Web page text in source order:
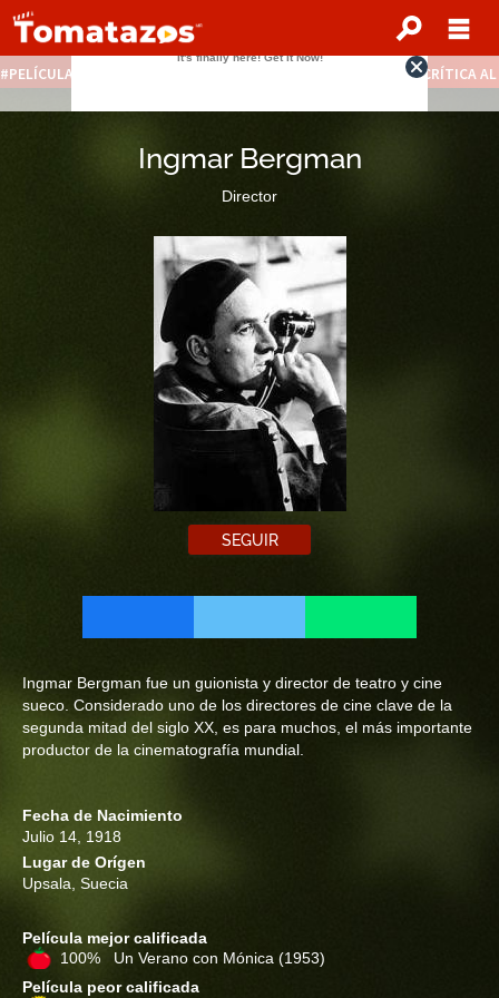
PELÍCULAS STREAMING GRATIS CRÍTICA
Ingmar Bergman
Director
SEGUIR
Ingmar Bergman fue un guionista y director de teatro y cine
sueco. Considerado uno de los directores de cine clave de la
segunda mitad del siglo XX, es para muchos, el más importante
productor de la cinematografía mundial.
Fecha de Nacimiento
Julio 14, 1918
Lugar de Orígen
Upsala, Suecia
Película mejor calificada
100% Un Verano con Mónica (1953)
Película peor calificada